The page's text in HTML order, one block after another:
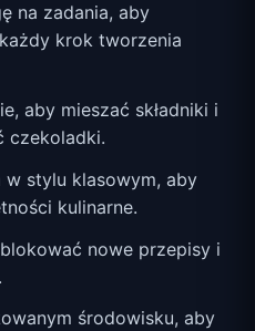
na zadania, aby
krok tworzenia
aby mieszać składniki i
czekoladki.
stylu klasowym, aby
kulinarne.
nowe przepisy i
środowisku, aby